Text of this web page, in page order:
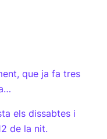
que ja fa tres
els dissabtes i
de la nit.